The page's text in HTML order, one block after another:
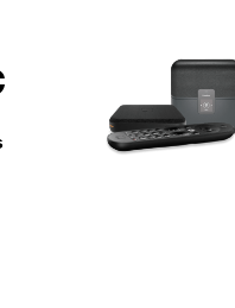
Fibre
12 mois puis 42,99 € par